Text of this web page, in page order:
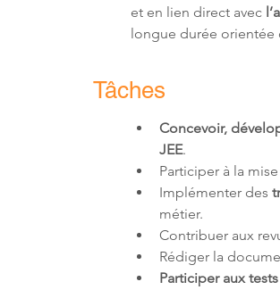
et en lien direct avec
longue durée
Tâches
Concevoir,
JEE.
Participer à la
Implémenter des
métier.
Contribuer aux
Rédiger la
Participer aux